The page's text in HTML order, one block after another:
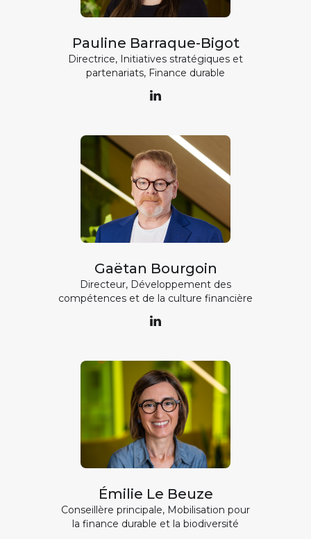
Pauline Barraque-Bigot
Directrice, Initiatives stratégiques et
partenariats, Finance durable
Gaëtan Bourgoin
Directeur, Développement des
compétences et de la culture financière
Émilie Le Beuze
Conseillère principale, Mobilisation pour
la finance durable et la biodiversité